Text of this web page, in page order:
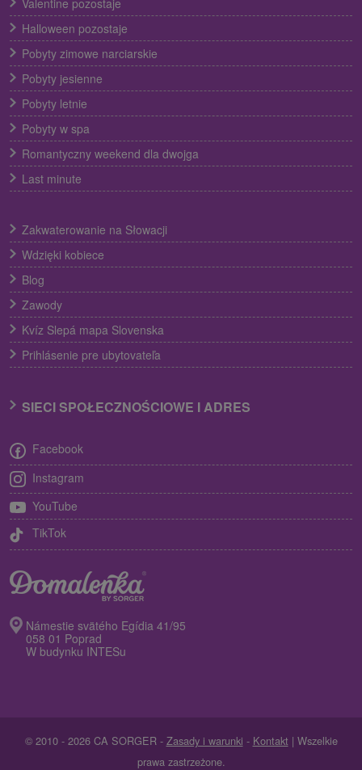
Valentine pozostaje
Halloween pozostaje
Pobyty zimowe narciarskie
Pobyty jesienne
Pobyty letnie
Pobyty w spa
Romantyczny weekend dla dwojga
Last minute
Zakwaterowanie na Słowacji
Wdzięki kobiece
Blog
Zawody
Kvíz Slepá mapa Slovenska
Prihlásenie pre ubytovateľa
SIECI SPOŁECZNOŚCIOWE I ADRES
Facebook
Instagram
YouTube
TikTok
Námestie svätého Egídia 41/95
058 01 Poprad
W budynku INTESu
© 2010 - 2026 CA SORGER - Zasady i warunki - Kontakt | Wszelkie
prawa zastrzeżone.